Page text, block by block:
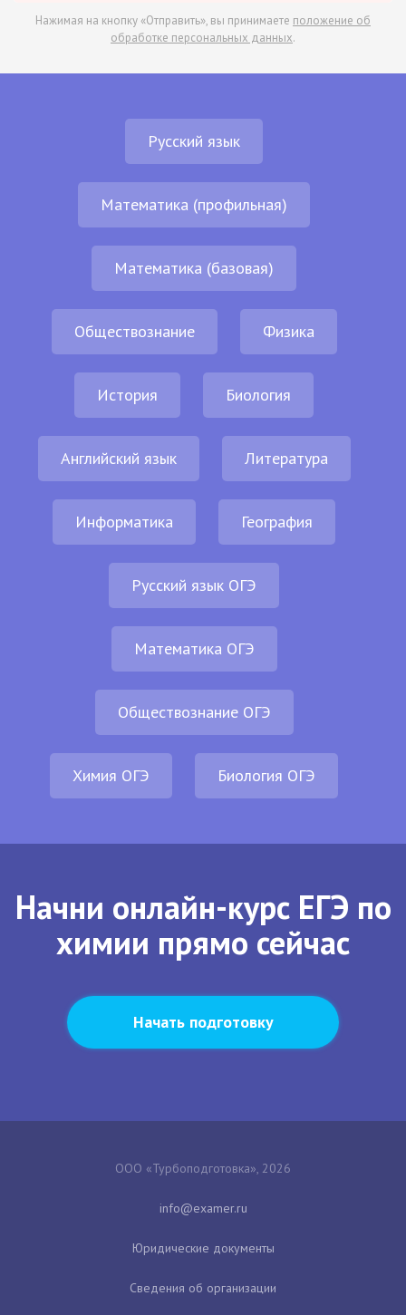
Нажимая на кнопку «Отправить», вы принимаете положение об
обработке персональных данных.
Русский язык
Математика (профильная)
Математика (базовая)
Обществознание Физика
История Биология
Английский язык Литература
Информатика География
Русский язык ОГЭ
Математика ОГЭ
Обществознание ОГЭ
Химия ОГЭ Биология ОГЭ
Начни онлайн-курс ЕГЭ по
химии прямо сейчас
Начать подготовку
ООО «Турбоподготовка», 2026
Юридические документы
Сведения об организации